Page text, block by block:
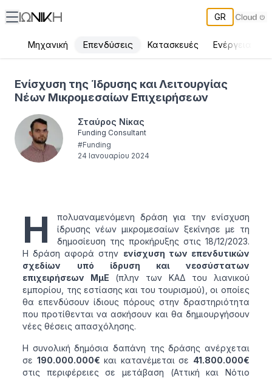
GR
Μηχανική Επενδύσεις Κατασκευές Ενέργεια
Ενίσχυση της Ίδρυσης και Λειτουργίας
Νέων Μικρομεσαίων Επιχειρήσεων
Σταύρος Νίκας
Funding Consultant
#Funding
24 Ιανουαρίου 2024
Η
πολυαναμενόμενη δράση για την ενίσχυση
ίδρυσης νέων μικρομεσαίων ξεκίνησε με τη
δημοσίευση της προκήρυξης στις 18/12/2023.
Η δράση αφορά στην ενίσχυση των επενδυτικών
σχεδίων υπό ίδρυση και νεοσύστατων
επιχειρήσεων ΜμΕ (πλην των ΚΑΔ του λιανικού
εμπορίου, της εστίασης και του τουρισμού), οι οποίες
θα επενδύσουν ίδιους πόρους στην δραστηριότητα
που προτίθενται να ασκήσουν και θα δημιουργήσουν
νέες θέσεις απασχόλησης.
Η συνολική δημόσια δαπάνη της δράσης ανέρχεται
σε 190.000.000€ και κατανέμεται σε 41.800.000€
στις περιφέρειες σε μετάβαση (Αττική και Νότιο